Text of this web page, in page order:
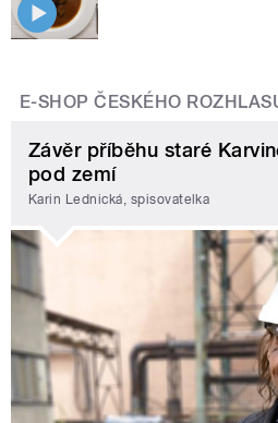
E-SHOP ČESKÉHO
Závěr příběhu staré
pod zemí
Karin Lednická, spisovatelka